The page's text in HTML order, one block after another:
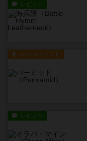
レビュー
ルール/インスト
レビュー